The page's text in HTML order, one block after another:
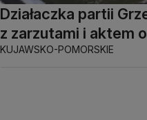
Działaczka partii
z zarzutami i aktem
KUJAWSKO-POMORSKIE